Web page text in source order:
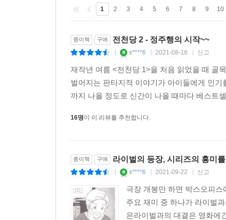
1 2 3 4 5 6 7 8 9 10
종이책 구매 전천당 2 - 정주행의 시작~~
s****6 2021-08-16 신고
재작년 여름 <전천당 1>을 처음 읽었을 때 골
벌어지는 판타지적 이야기가 아이들에게 인
까지 나올 정도로 신간이 나올 때마다 베스트
16명이 이 리뷰를 추천합니다.
종이책 구매 라이벌의 등장, 시리즈의 흥미
s****6 2021-09-22 신고
극장 개봉만 하면 박스오피
주요 재미 중 하나가 라이벌
은라이벌과의 대결은 영화에